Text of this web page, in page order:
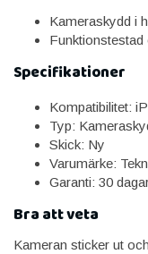
Kameraskydd i
Funktionstestad
Specifikationer
Kompatibilitet:
Typ:
Skick: Ny
Varumärke:
Garanti: 30
Bra att veta
Kameran sticker ut